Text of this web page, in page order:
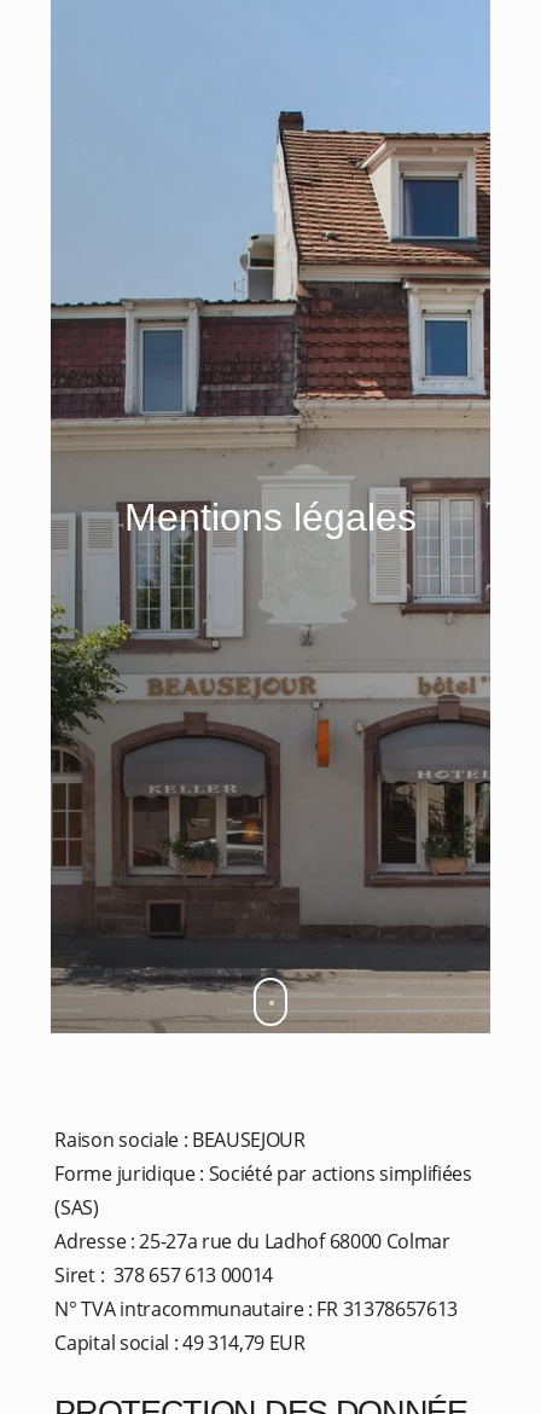
Mentions légales
Raison sociale : BEAUSEJOUR
Forme juridique : Société par actions simplifiées
(SAS)
Adresse : 25-27a rue du Ladhof 68000 Colmar
Siret : 378 657 613 00014
N° TVA intracommunautaire : FR 31378657613
Capital social : 49 314,79 EUR